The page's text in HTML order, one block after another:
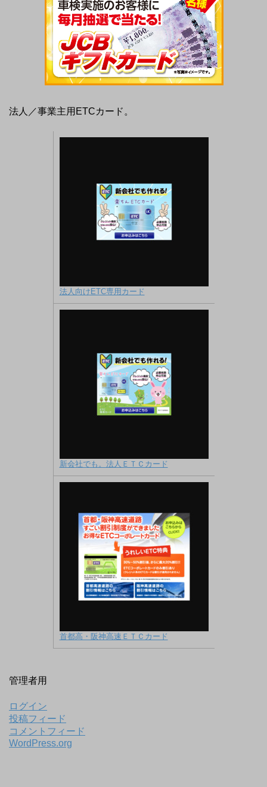
法人／事業主用ETCカード。
法人向けETC専用カード
新会社でも。法人ＥＴＣカード
首都高・阪神高速ＥＴＣカード
管理者用
ログイン
投稿フィード
コメントフィード
WordPress.org